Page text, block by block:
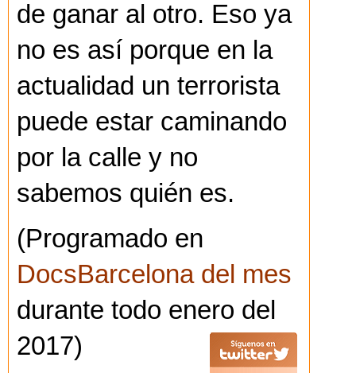
de ganar al otro. Eso ya
no es así porque en la
actualidad un terrorista
puede estar caminando
por la calle y no
sabemos quién es.
(Programado en
DocsBarcelona del mes
durante todo enero del
2017)